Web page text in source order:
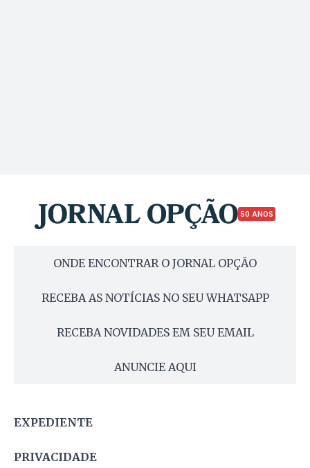
50 ANOS
ONDE ENCONTRAR O JORNAL OPÇÃO
RECEBA AS NOTÍCIAS NO SEU WHATSAPP
RECEBA NOVIDADES EM SEU EMAIL
ANUNCIE AQUI
EXPEDIENTE
PRIVACIDADE